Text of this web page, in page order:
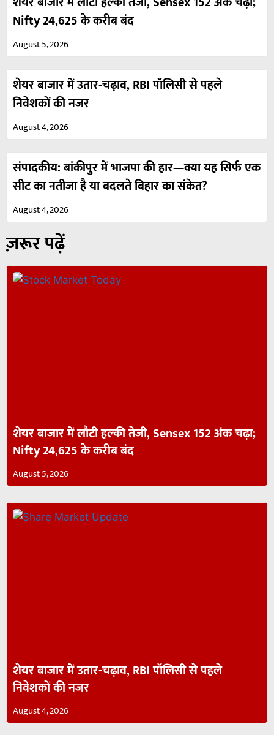
Nifty 24,625 के करीब बंद
August 5, 2026
शेयर बाजार में उतार-चढ़ाव, RBI पॉलिसी से पहले
निवेशकों की नजर
August 4, 2026
संपादकीय: बांकीपुर में भाजपा की हार—क्या यह सिर्फ एक
सीट का नतीजा है या बदलते बिहार का संकेत?
August 4, 2026
ज़रूर पढ़ें
शेयर बाजार में लौटी हल्की तेजी, Sensex 152 अंक चढ़ा;
Nifty 24,625 के करीब बंद
August 5, 2026
शेयर बाजार में उतार-चढ़ाव, RBI पॉलिसी से पहले
निवेशकों की नजर
August 4, 2026